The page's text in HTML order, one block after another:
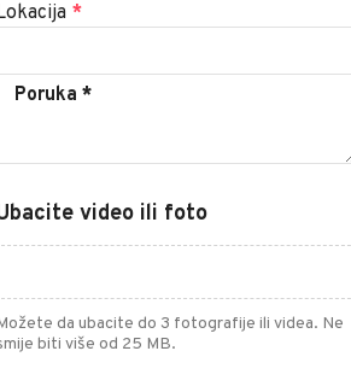
*
video ili foto
da ubacite do 3 fotografije ili videa. Ne
biti više od 25 MB.